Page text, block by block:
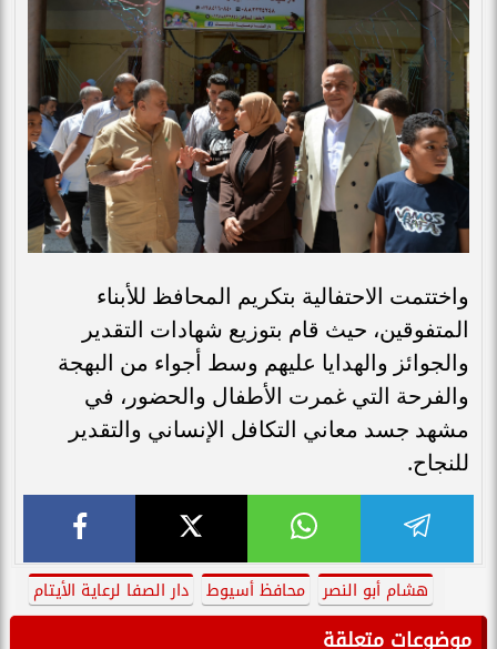
واختتمت الاحتفالية بتكريم المحافظ للأبناء
المتفوقين، حيث قام بتوزيع شهادات التقدير
والجوائز والهدايا عليهم وسط أجواء من البهجة
والفرحة التي غمرت الأطفال والحضور، في
مشهد جسد معاني التكافل الإنساني والتقدير
للنجاح.
هشام أبو النصر محافظ أسيوط دار الصفا لرعاية الأيتام
موضوعات متعلقة